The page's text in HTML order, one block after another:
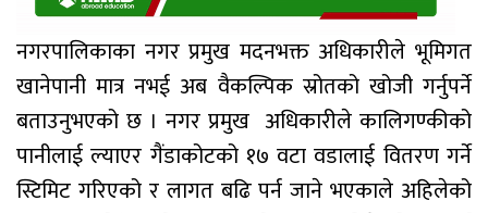
नगरपालिकाका नगर प्रमुख मदनभक्त अधिकारीले भूमिगत
खानेपानी मात्र नभई अब वैकल्पिक स्रोतको खोजी गर्नुपर्ने
बताउनुभएको छ । नगर प्रमुख अधिकारीले कालिगण्कीको
पानीलाई ल्याएर गैंडाकोटको १७ वटा वडालाई वितरण गर्ने
स्टिमिट गरिएको र लागत बढि पर्न जाने भएकाले अहिलेको